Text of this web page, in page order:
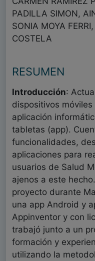
PADILLA SIMON,
SONIA MOYA
COSTELA
RESUMEN
Introducción:
dispositivos
aplicación
tabletas (app).
funcionalidades,
aplicaciones para
usuarios de Salud
ajenos a este
proyecto durante
una app Android y
Appinventor y con
trabajó junto a un
formación y
utilizando la